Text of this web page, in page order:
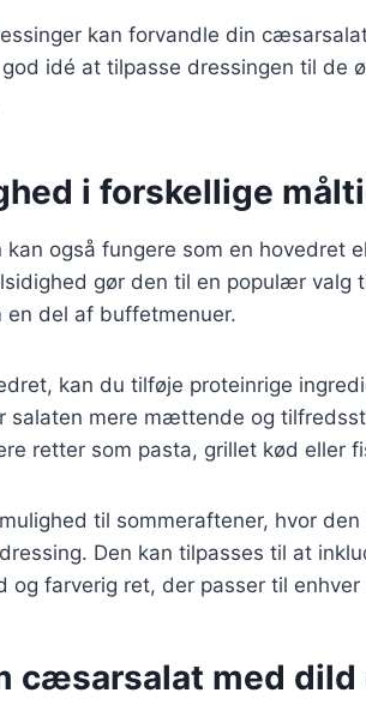
kan forvandle din
idé at tilpasse dressingen til de
i forskellige
også fungere som en hovedret
gør den til en populær valg
del af buffetmenuer.
kan du tilføje proteinrige
salaten mere mættende og
retter som pasta, grillet kød eller
til sommeraftener, hvor den
Den kan tilpasses til at
og farverig ret, der passer til enhver
cæsarsalat med dild